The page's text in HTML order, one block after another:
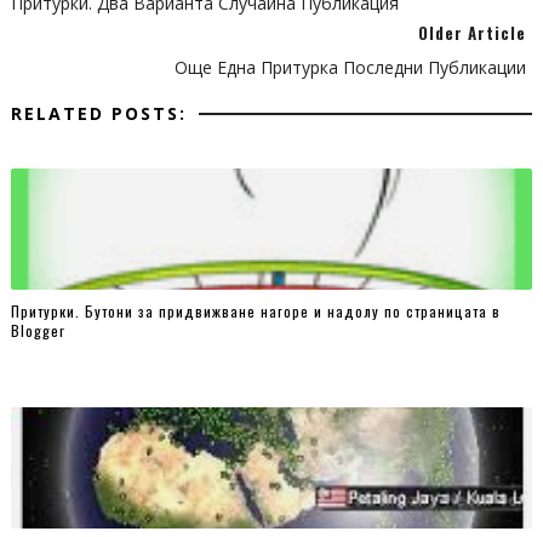
position:absolute;
right:0;
bottom:0;
width:14%;
#translator-wrapper a:before {
border:6px solid transparent;
border-left-color:white;
position:absolute;
top:50%;
Older Article
Още Една Притурка Последни Публикации
RELATED POSTS:
Притурки. Бутони за придвижване нагоре и надолу по страницата в
Blogger